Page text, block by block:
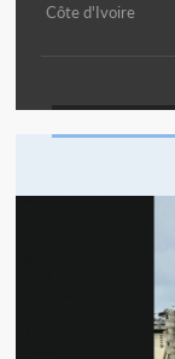
Côte d'Ivoire